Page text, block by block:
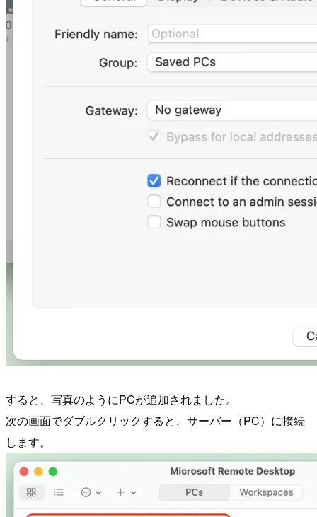
すると、写真のようにPCが追加されました。
次の画面でダブルクリックすると、サーバー（PC）に接続
します。